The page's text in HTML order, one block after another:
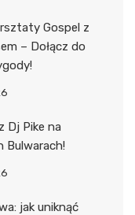
Gospel z
– Dołącz do
Dj Pike na
Bulwarach!
jak uniknąć